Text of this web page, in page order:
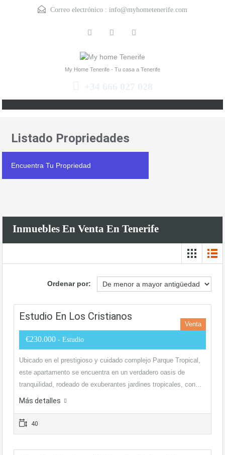
Correo electrónico : info@myhometenerife.com
My Home Tenerife - Tu casa a Tenerife
+34 666 027 028
Listado Propriedades
Encuentra Tu Propriedad
Inmuebles En Venta En Tenerife
Ordenar por:
Estudio En Los Cristianos
Venta
€230.000 - Estudio
Ubicado en el prestigioso y cuidado complejo Parque Tropical,
este apartamento se encuentra en un verdadero oasis de
tranquilidad, rodeado de exuberantes jardines tropicales, con…
Más detalles
40